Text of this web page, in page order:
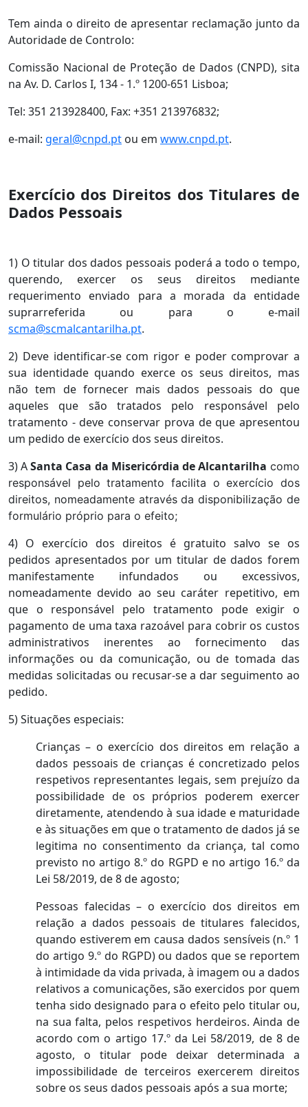
Tem ainda o direito de apresentar reclamação junto da
Autoridade de Controlo:
Comissão Nacional de Proteção de Dados (CNPD), sita
na Av. D. Carlos I, 134 - 1.º 1200-651 Lisboa;
Tel: 351 213928400, Fax: +351 213976832;
e-mail: geral@cnpd.pt ou em www.cnpd.pt.
Exercício dos Direitos dos Titulares de
Dados Pessoais
1) O titular dos dados pessoais poderá a todo o tempo,
querendo, exercer os seus direitos mediante
requerimento enviado para a morada da entidade
suprarreferida ou para o e-mail
scma@scmalcantarilha.pt.
2) Deve identificar-se com rigor e poder comprovar a
sua identidade quando exerce os seus direitos, mas
não tem de fornecer mais dados pessoais do que
aqueles que são tratados pelo responsável pelo
tratamento - deve conservar prova de que apresentou
um pedido de exercício dos seus direitos.
3) ASanta Casa da Misericórdia de Alcantarilha como
responsável pelo tratamento facilita o exercício dos
direitos, nomeadamente através da disponibilização de
formulário próprio para o efeito;
4) O exercício dos direitos é gratuito salvo se os
pedidos apresentados por um titular de dados forem
manifestamente infundados ou excessivos,
nomeadamente devido ao seu caráter repetitivo, em
que o responsável pelo tratamento pode exigir o
pagamento de uma taxa razoável para cobrir os custos
administrativos inerentes ao fornecimento das
informações ou da comunicação, ou de tomada das
medidas solicitadas ou recusar-se a dar seguimento ao
pedido.
5) Situações especiais:
Crianças – o exercício dos direitos em relação a
dados pessoais de crianças é concretizado pelos
respetivos representantes legais, sem prejuízo da
possibilidade de os próprios poderem exercer
diretamente, atendendo à sua idade e maturidade
e às situações em que o tratamento de dados já se
legitima no consentimento da criança, tal como
previsto no artigo 8.º do RGPD e no artigo 16.º da
Lei 58/2019, de 8 de agosto;
Pessoas falecidas – o exercício dos direitos em
relação a dados pessoais de titulares falecidos,
quando estiverem em causa dados sensíveis (n.º 1
do artigo 9.º do RGPD) ou dados que se reportem
à intimidade da vida privada, à imagem ou a dados
relativos a comunicações, são exercidos por quem
tenha sido designado para o efeito pelo titular ou,
na sua falta, pelos respetivos herdeiros. Ainda de
acordo com o artigo 17.º da Lei 58/2019, de 8 de
agosto, o titular pode deixar determinada a
impossibilidade de terceiros exercerem direitos
sobre os seus dados pessoais após a sua morte;